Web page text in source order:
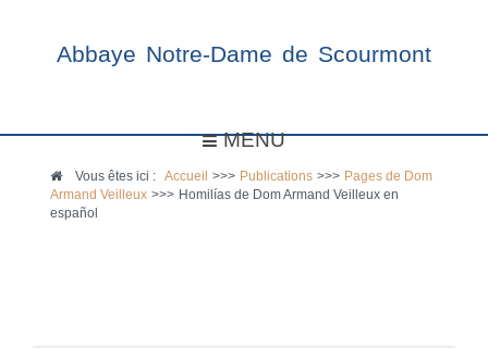
Abbaye Notre-Dame de Scourmont
MENU
Vous êtes ici :Accueil >>> Publications >>> Pages de Dom
Armand Veilleux >>> Homilías de Dom Armand Veilleux en
español